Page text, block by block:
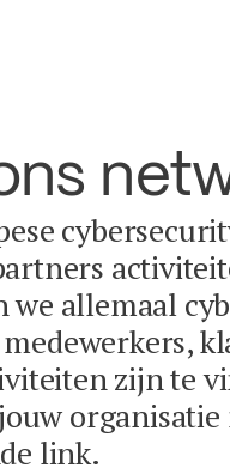
we allemaal
zijn te
link.